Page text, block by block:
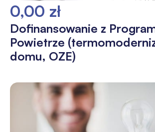
0,00 zł
Dofinansowanie z
Powietrze
domu, OZE)